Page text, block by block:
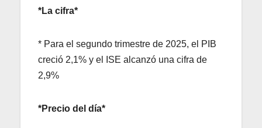
*La cifra*
* Para el segundo trimestre de 2025, el PIB
creció 2,1% y el ISE alcanzó una cifra de
2,9%
*Precio del día*